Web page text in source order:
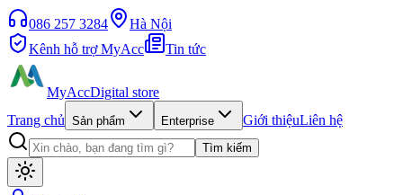
086 257 3284
Hà Nội
Kênh hỗ trợ MyAcc
Tin tức
MyAccDigital store
Trang chủ Sản phẩm Enterprise Giới thiệuLiên hệ
Tìm kiếm